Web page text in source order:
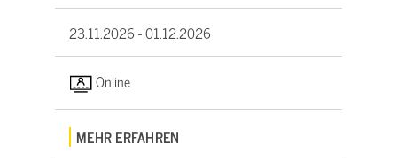
23.11.2026 -01.12.2026
Online
MEHR ERFAHREN